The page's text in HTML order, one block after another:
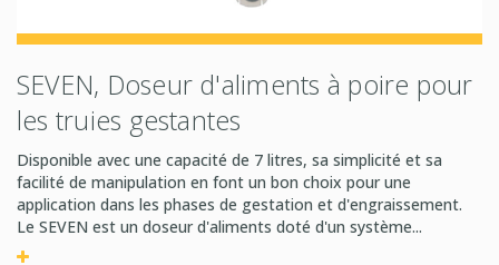
SEVEN, Doseur d'aliments à poire pour
les truies gestantes
Disponible avec une capacité de 7 litres, sa simplicité et sa
facilité de manipulation en font un bon choix pour une
application dans les phases de gestation et d'engraissement.
Le SEVEN est un doseur d'aliments doté d'un système...